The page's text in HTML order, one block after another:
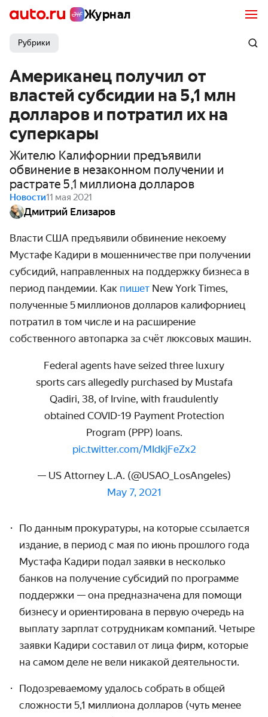
Журнал
Рубрики
Американец получил от
властей субсидии на 5,1 млн
долларов и потратил их на
суперкары
Жителю Калифорнии предъявили
обвинение в незаконном получении и
растрате 5,1 миллиона долларов
Новости11 мая 2021
Дмитрий Елизаров
Власти США предъявили обвинение некоему
Мустафе Кадири в мошенни­честве при получении
субсидий, направ­ленных на поддержку бизнеса в
период пандемии. Как пишет New York Times,
полученные 5 миллионов долларов калифорниец
потратил в том числе и на расширение
собственного автопарка за счёт люксовых машин.
Federal agents have seized three luxury
sports cars allegedly purchased by Mustafa
Qadiri, 38, of Irvine, with fraudulently
obtained COVID-19 Payment Protection
Program (PPP) loans.
pic.twitter.com/MIdkjFeZx2
— US Attorney L.A. (@USAO_LosAngeles)
May 7, 2021
По данным прокуратуры, на которые ссылается
издание, в период с мая по июнь прошлого года
Мустафа Кадири подал заявки в несколько
банков на получение субсидий по программе
поддержки — она предназ­начена для помощи
бизнесу и ориенти­рована в первую очередь на
выплату зарплат сотруд­никам компаний. Четыре
заявки Кадири составил от лица фирм, которые
на самом деле не вели никакой деятельности.
Подозреваемому удалось собрать в общей
сложности 5,1 миллиона долларов (чуть менее